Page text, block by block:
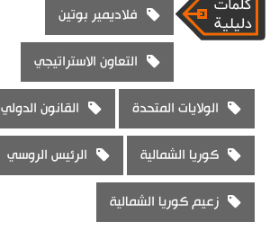
فلاديمير بوتين
التعاون الاستراتيجي
الولايات المتحدة القانون الدولي
كوريا الشمالية الرئيس الروسي
زعيم كوريا الشمالية